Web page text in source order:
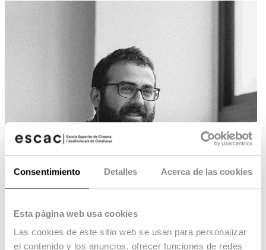
Consentimiento Detalles Acerca de las cookies
Esta página web usa cookies
Las cookies de este sitio web se usan para personalizar
el contenido y los anuncios, ofrecer funciones de redes